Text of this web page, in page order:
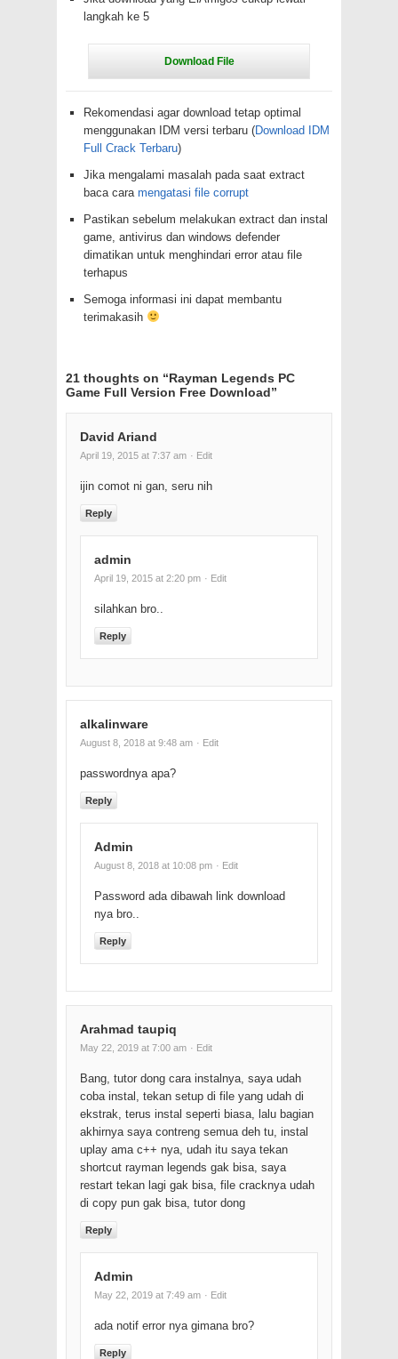
langkah ke 5
Rekomendasi agar download tetap optimal
menggunakan IDM versi terbaru (Download IDM
Full Crack Terbaru)
Jika mengalami masalah pada saat extract
baca cara mengatasi file corrupt
Pastikan sebelum melakukan extract dan instal
game, antivirus dan windows defender
dimatikan untuk menghindari error atau file
terhapus
Semoga informasi ini dapat membantu
terimakasih
21 thoughts on “Rayman Legends PC
Game Full Version Free Download”
David Ariand
April 19, 2015 at 7:37 am · Edit
ijin comot ni gan, seru nih
Reply
admin
April 19, 2015 at 2:20 pm · Edit
silahkan bro..
Reply
alkalinware
August 8, 2018 at 9:48 am · Edit
passwordnya apa?
Reply
Admin
August 8, 2018 at 10:08 pm · Edit
Password ada dibawah link download
nya bro..
Reply
Arahmad taupiq
May 22, 2019 at 7:00 am · Edit
Bang, tutor dong cara instalnya, saya udah
coba instal, tekan setup di file yang udah di
ekstrak, terus instal seperti biasa, lalu bagian
akhirnya saya contreng semua deh tu, instal
uplay ama c++ nya, udah itu saya tekan
shortcut rayman legends gak bisa, saya
restart tekan lagi gak bisa, file cracknya udah
di copy pun gak bisa, tutor dong
Reply
Admin
May 22, 2019 at 7:49 am · Edit
ada notif error nya gimana bro?
Reply